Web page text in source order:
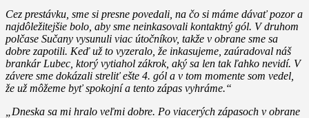
Cez prestávku, sme si presne povedali, na čo si máme dávať pozor a
najdôležitejšie bolo, aby sme neinkasovali kontaktný gól. V druhom
polčase Sučany vysunuli viac útočníkov, takže v obrane sme sa
dobre zapotili. Keď už to vyzeralo, že inkasujeme, zaúradoval náš
brankár Lubec, ktorý vytiahol zákrok, aký sa len tak ľahko nevidí. V
závere sme dokázali streliť ešte 4. gól a v tom momente som vedel,
že už môžeme byť spokojní a tento zápas vyhráme.“
„Dneska sa mi hralo veľmi dobre. Po viacerých zápasoch v obrane